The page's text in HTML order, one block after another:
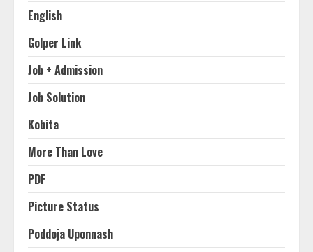
English
Golper Link
Job + Admission
Job Solution
Kobita
More Than Love
PDF
Picture Status
Poddoja Uponnash